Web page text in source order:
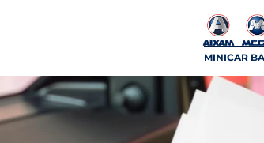
MINICAR